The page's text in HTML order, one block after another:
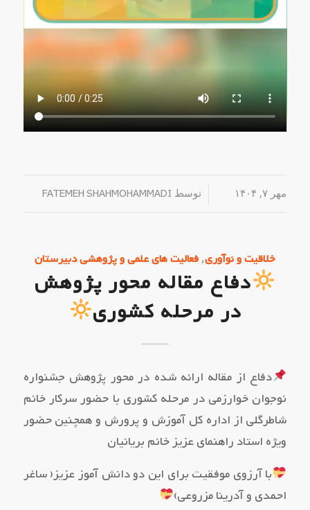
مهر ۷, ۱۴۰۴ / توسط FATEMEH SHAHMOHAMMADI
خلاقیت و نوآوری, فعالیت های علمی و پژوهشی دبیرستان
دفاع مقاله محور پژوهش
در مرحله کشوری
دفاع از مقاله ارائه شده در محور پژوهش جشنواره
نوجوان خوارزمی در مرحله کشوری با حضور سرکار خانم
شاطرگلی از اداره کل آموزش و پرورش و همچنین حضور
ویژه استاد راهنمای عزیز خانم بریانیان
با آرزوی موفقیت برای این دو دانش آموز عزیز( ساغر
احمدی و آدرینا مزروعی)